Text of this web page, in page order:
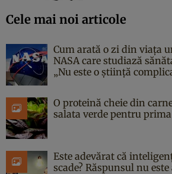
Cele mai noi articole
Cum arată o zi din viața
NASA care studiază
„Nu este o știință
O proteină cheie din
salata verde pentru
Este adevărat că
scade? Răspunsul nu